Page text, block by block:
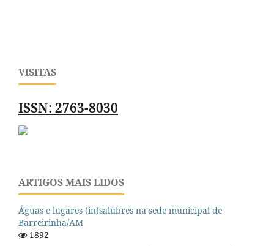
VISITAS
ISSN: 2763-8030
ARTIGOS MAIS LIDOS
Águas e lugares (in)salubres na sede municipal de
Barreirinha/AM
1892